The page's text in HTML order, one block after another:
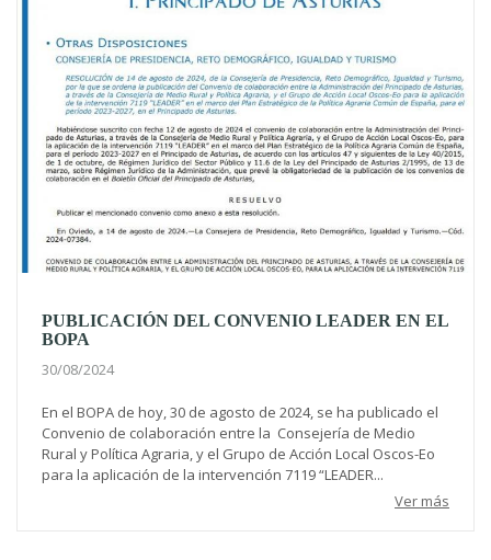
PUBLICACIÓN DEL CONVENIO LEADER EN EL
BOPA
30/08/2024
En el BOPA de hoy, 30 de agosto de 2024, se ha publicado el
Convenio de colaboración entre la Consejería de Medio
Rural y Política Agraria, y el Grupo de Acción Local Oscos-Eo
para la aplicación de la intervención 7119 “LEADER...
Ver más